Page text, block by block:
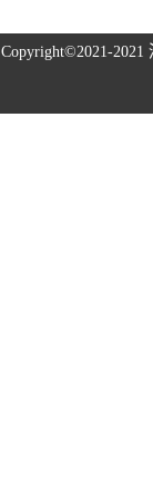
Copyright©2021-2021
高空除尘雾桩